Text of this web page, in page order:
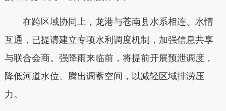
在跨区域协同上，龙港与苍南县水系相连、水情
互通，已提请建立专项水利调度机制，加强信息共享
与联合会商。强降雨来临前，将提前开展预泄调度，
降低河道水位、腾出调蓄空间，以减轻区域排涝压
力。